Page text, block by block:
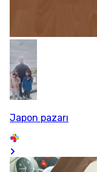
Japon pazarı